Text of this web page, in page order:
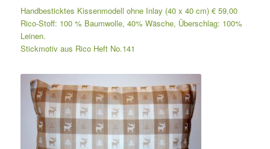
Handbesticktes Kissenmodell ohne Inlay (40 x 40 cm) € 59,00
Rico-Stoff: 100 % Baumwolle, 40% Wäsche, Überschlag: 100%
Leinen.
Stickmotiv aus Rico Heft No.141